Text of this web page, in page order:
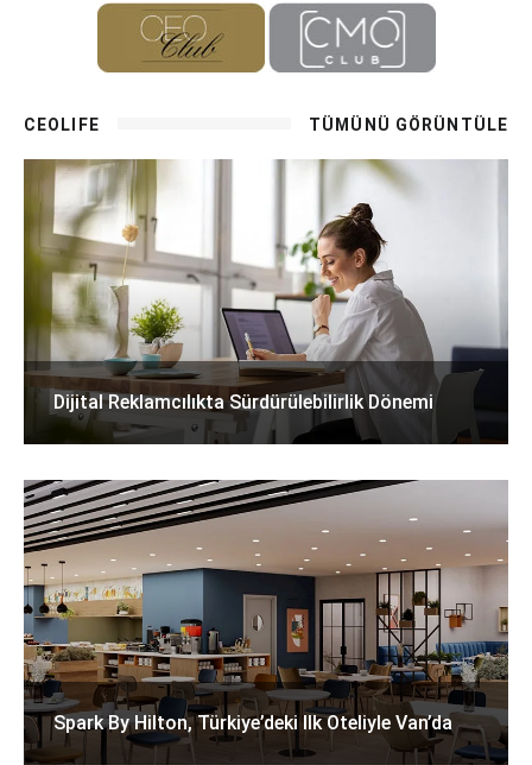
CEOLIFE TÜMÜNÜ GÖRÜNTÜLE
Dijital Reklamcılıkta Sürdürülebilirlik Dönemi
Spark By Hilton, Türkiye’deki Ilk Oteliyle Van’da